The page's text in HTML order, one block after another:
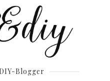
Blogger